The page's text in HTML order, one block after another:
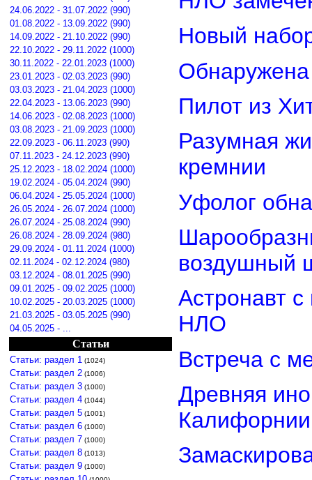
24.06.2022 - 31.07.2022 (990)
01.08.2022 - 13.09.2022 (990)
14.09.2022 - 21.10.2022 (990)
22.10.2022 - 29.11.2022 (1000)
30.11.2022 - 22.01.2023 (1000)
23.01.2023 - 02.03.2023 (990)
03.03.2023 - 21.04.2023 (1000)
22.04.2023 - 13.06.2023 (990)
14.06.2023 - 02.08.2023 (1000)
03.08.2023 - 21.09.2023 (1000)
22.09.2023 - 06.11.2023 (990)
07.11.2023 - 24.12.2023 (990)
25.12.2023 - 18.02.2024 (1000)
19.02.2024 - 05.04.2024 (990)
06.04.2024 - 25.05.2024 (1000)
26.05.2024 - 26.07.2024 (1000)
26.07.2024 - 25.08.2024 (990)
26.08.2024 - 28.09.2024 (980)
29.09.2024 - 01.11.2024 (1000)
02.11.2024 - 02.12.2024 (980)
03.12.2024 - 08.01.2025 (990)
09.01.2025 - 09.02.2025 (1000)
10.02.2025 - 20.03.2025 (1000)
21.03.2025 - 03.05.2025 (990)
04.05.2025 - ...
Статьи
Статьи: раздел 1 (1024)
Статьи: раздел 2 (1006)
Статьи: раздел 3 (1000)
Статьи: раздел 4 (1044)
Статьи: раздел 5 (1001)
Статьи: раздел 6 (1000)
Статьи: раздел 7 (1000)
Статьи: раздел 8 (1013)
Статьи: раздел 9 (1000)
Новый
Обнаружена
Пилот из
Разумная
кремнии
Уфолог
воздушный
Астронавт
НЛО
Встреча с
Древняя
Калифорнии